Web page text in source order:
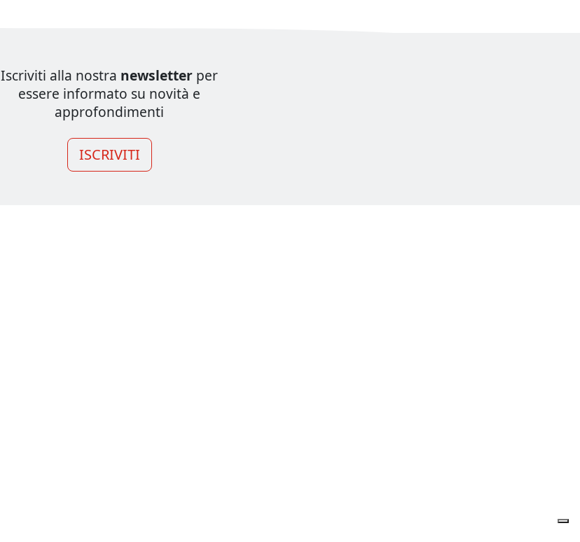
Iscriviti alla nostra newsletter per
essere informato su novità e
approfondimenti
ISCRIVITI